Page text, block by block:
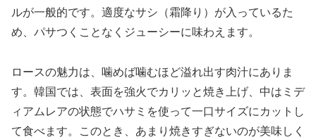
ルが一般的です。適度なサシ（霜降り）が入っているた
め、パサつくことなくジューシーに味わえます。
ロースの魅力は、噛めば噛むほど溢れ出す肉汁にありま
す。韓国では、表面を強火でカリッと焼き上げ、中はミデ
ィアムレアの状態でハサミを使って一口サイズにカットし
て食べます。このとき、あまり焼きすぎないのが美味しく